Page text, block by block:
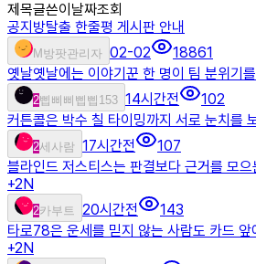
제목글쓴이 날짜조회
공지 방탈출 한줄평 게시판 안내
M 방팟관리자 02-02
18861
옛날옛날에는 이야기꾼 한 명이 팀 분위기
2삡삐삐삡삡153 14시간전
102
커튼콜은 박수 칠 타이밍까지 서로 눈치를
2세사람 17시간전
107
블라인드 저스티스는 판결보다 근거를 모
+2 N
2카부트 20시간전
143
타로78은 운세를 믿지 않는 사람도 카드
+2 N